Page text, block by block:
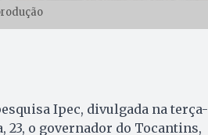
Ipec, divulgada na terça-
23, o governador do Tocantins,